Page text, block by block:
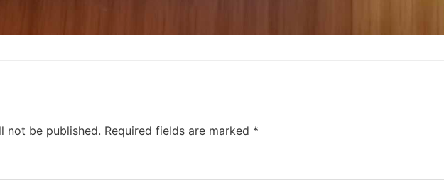
not be published. Required fields are marked *